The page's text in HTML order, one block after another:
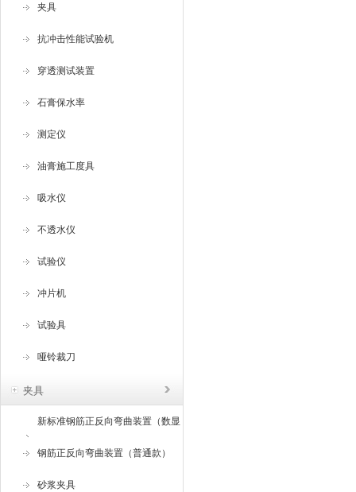
夹具
抗冲击性能试验机
穿透测试装置
石膏保水率
测定仪
油膏施工度具
吸水仪
不透水仪
试验仪
冲片机
试验具
哑铃裁刀
夹具
新标准钢筋正反向弯曲装置（数显
角度）
钢筋正反向弯曲装置（普通款）
砂浆夹具